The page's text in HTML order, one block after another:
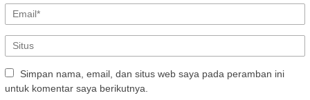
Simpan nama, email, dan situs web saya pada peramban ini
untuk komentar saya berikutnya.